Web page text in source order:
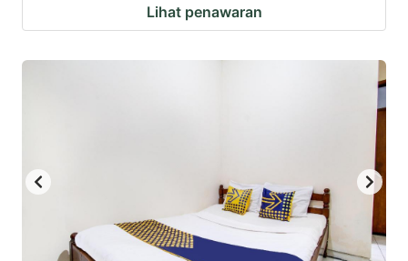
Lihat penawaran